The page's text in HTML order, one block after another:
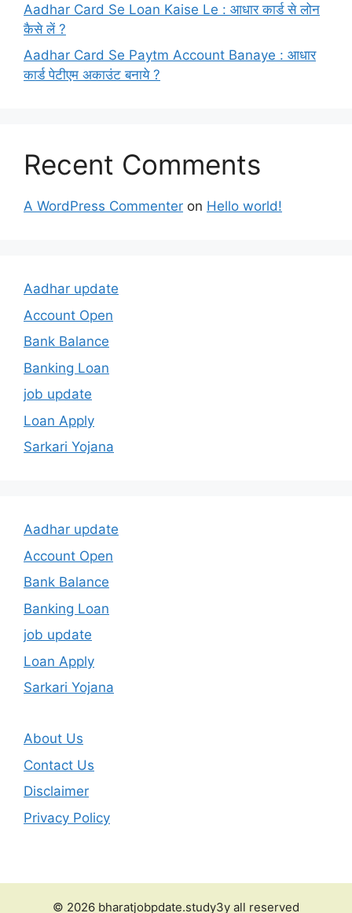
Aadhar Card Se Loan Kaise Le : आधार कार्ड से लोन
कैसे लें ?
Aadhar Card Se Paytm Account Banaye : आधार
कार्ड पेटीएम अकाउंट बनाये ?
Recent Comments
A WordPress Commenter on Hello world!
Aadhar update
Account Open
Bank Balance
Banking Loan
job update
Loan Apply
Sarkari Yojana
Aadhar update
Account Open
Bank Balance
Banking Loan
job update
Loan Apply
Sarkari Yojana
About Us
Contact Us
Disclaimer
Privacy Policy
© 2026 bharatjobpdate.study3y all reserved